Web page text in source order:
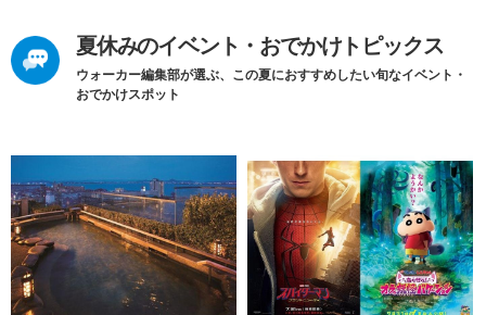
夏休みのイベント・おでかけトピックス
ウォーカー編集部が選ぶ、この夏におすすめしたい旬なイベント・
おでかけスポット